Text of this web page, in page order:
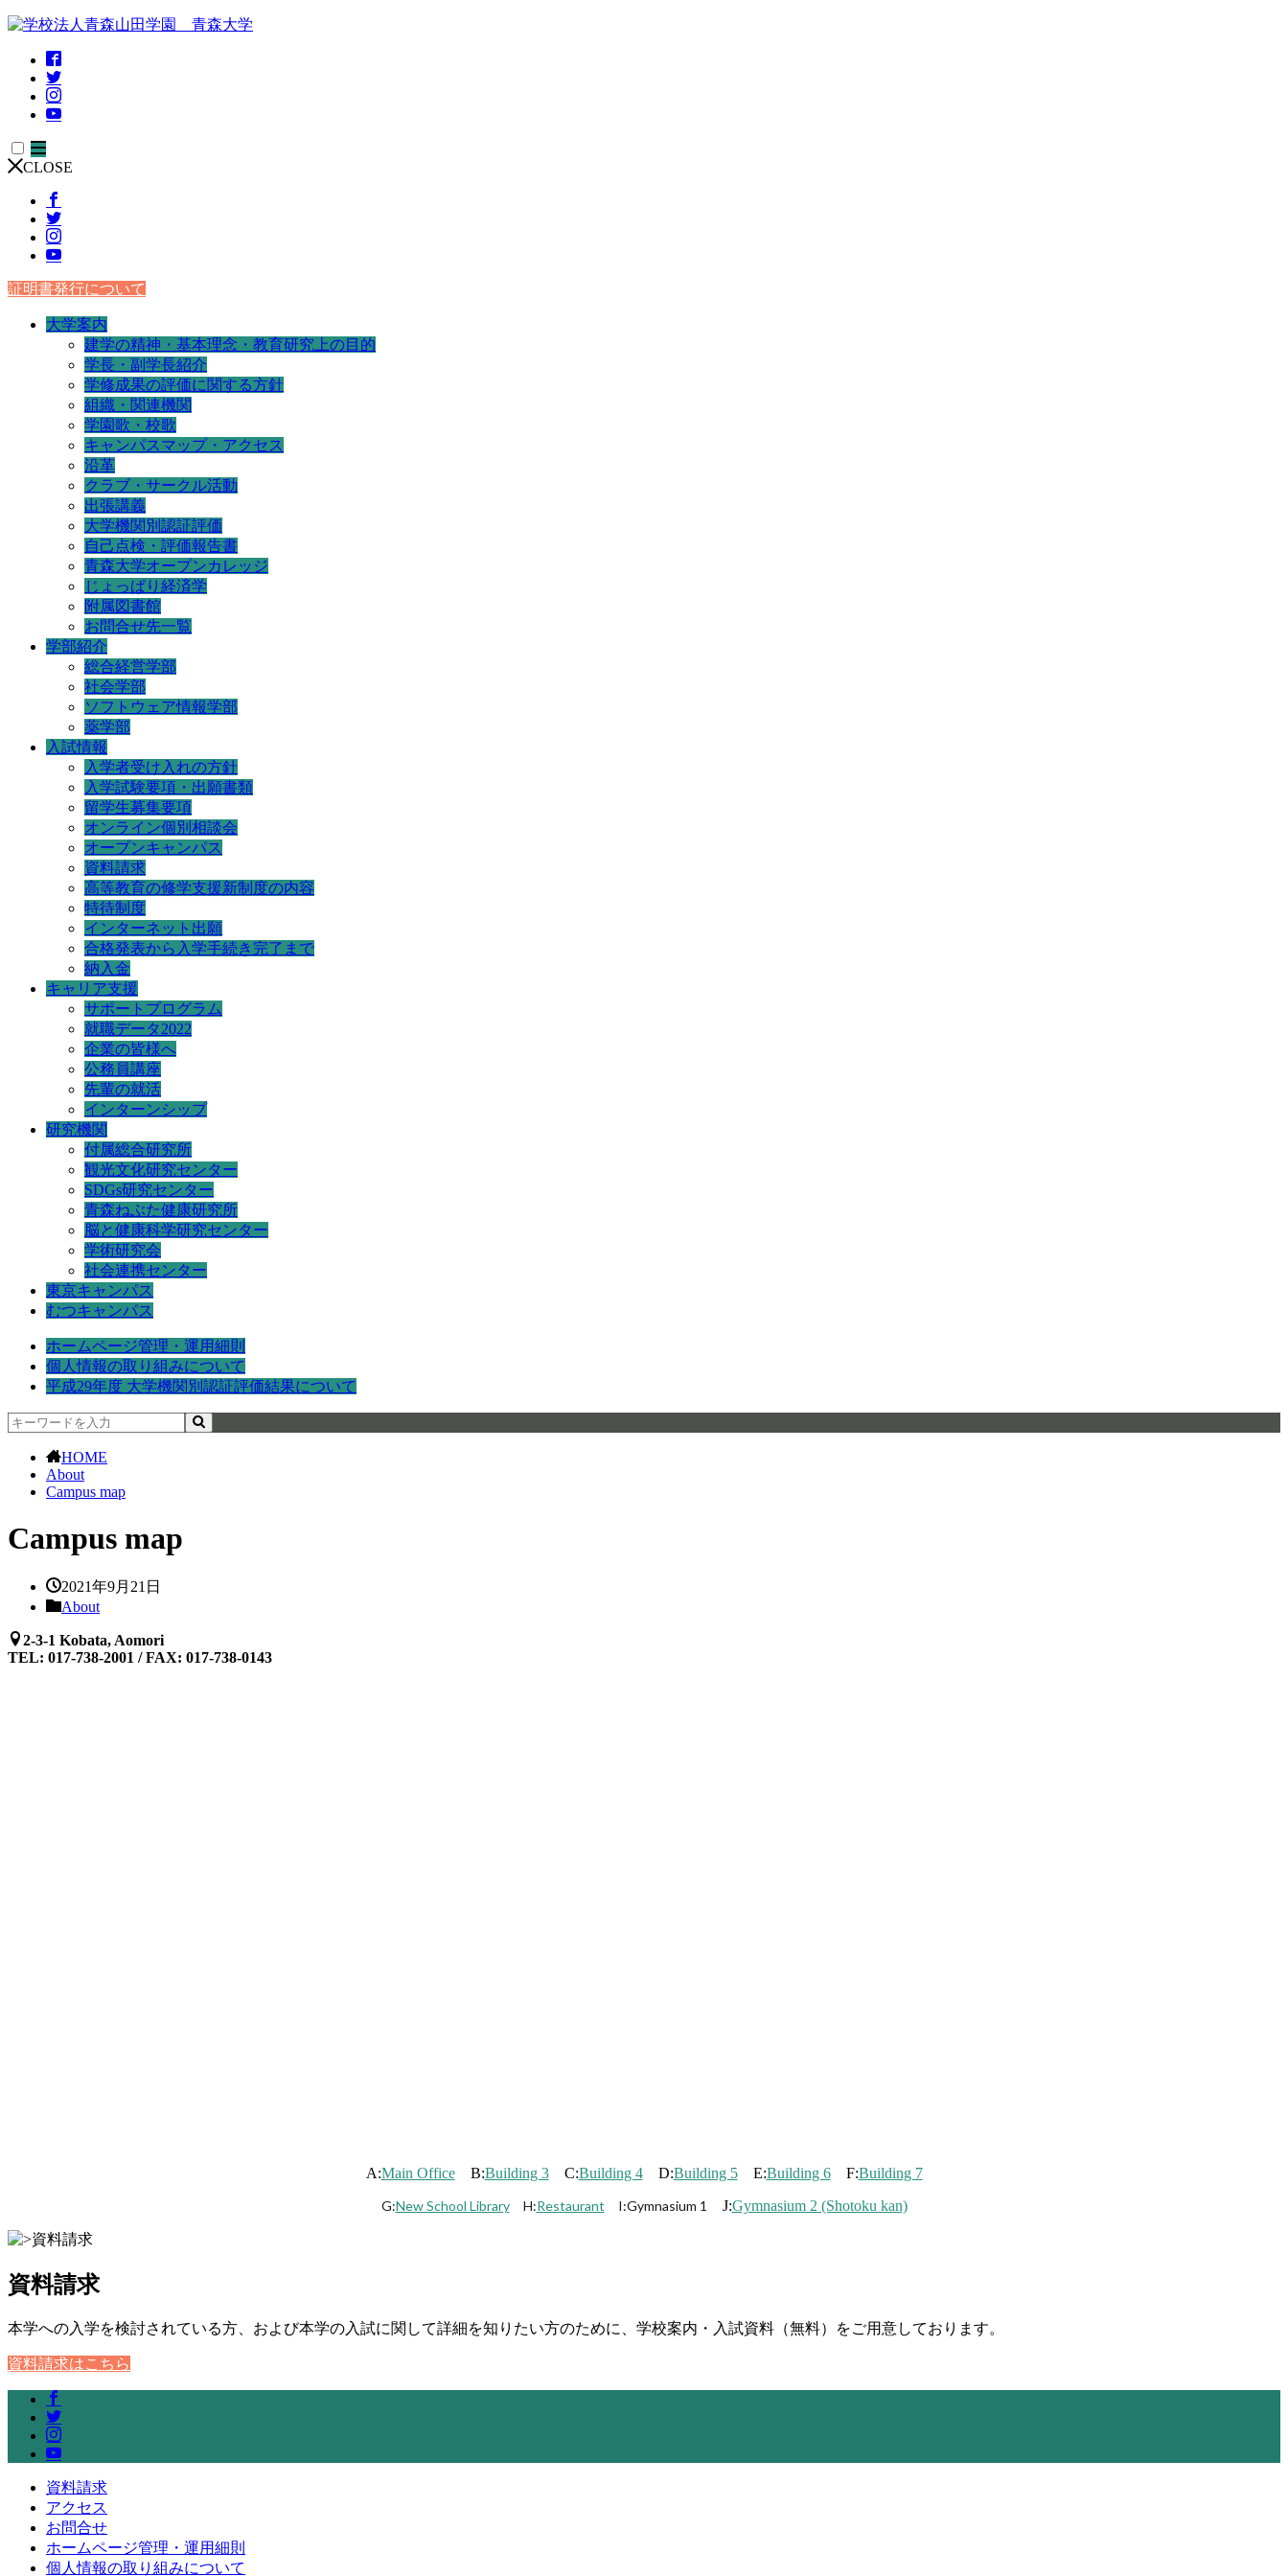
CLOSE
証明書発行について
大学案内
建学の精神・基本理念・教育研究上の目的
学長・副学長紹介
学修成果の評価に関する方針
組織・関連機関
学園歌・校歌
キャンパスマップ・アクセス
沿革
クラブ・サークル活動
出張講義
大学機関別認証評価
自己点検・評価報告書
青森大学オープンカレッジ
じょっぱり経済学
附属図書館
お問合せ先一覧
学部紹介
総合経営学部
社会学部
ソフトウェア情報学部
薬学部
入試情報
入学者受け入れの方針
入学試験要項・出願書類
留学生募集要項
オンライン個別相談会
オープンキャンパス
資料請求
高等教育の修学支援新制度の内容
特待制度
インターネット出願
合格発表から入学手続き完了まで
納入金
キャリア支援
サポートプログラム
就職データ2022
企業の皆様へ
公務員講座
先輩の就活
インターンシップ
研究機関
付属総合研究所
観光文化研究センター
SDGs研究センター
青森ねぶた健康研究所
脳と健康科学研究センター
学術研究会
社会連携センター
東京キャンパス
むつキャンパス
ホームページ管理・運用細則
個人情報の取り組みについて
平成29年度 大学機関別認証評価結果について
HOME
About
Campus map
Campus map
2021年9月21日
About
2-3-1 Kobata, Aomori
TEL: 017-738-2001 / FAX: 017-738-0143
A:Main OfficeB:Building 3C:Building 4D:Building 5E:Building 6F:Building 7
G:New School LibraryH:Restaurant I:Gymnasium 1 J:Gymnasium 2 (Shotoku kan)
資料請求
本学への入学を検討されている方、および本学の入試に関して詳細を知りたい方のために、学校案内・入試資料（無料）をご用意しております。
資料請求はこちら
資料請求
アクセス
お問合せ
ホームページ管理・運用細則
個人情報の取り組みについて